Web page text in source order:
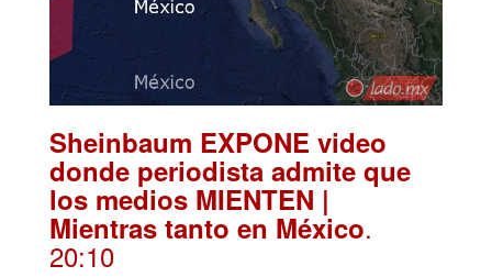
Sheinbaum EXPONE video
donde periodista admite que
los medios MIENTEN |
Mientras tanto en México.
20:10